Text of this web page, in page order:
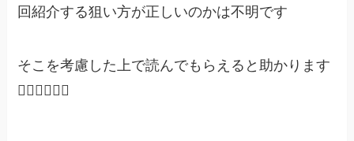
回紹介する狙い方が正しいのかは不明です
そこを考慮した上で読んでもらえると助かります
🙇‍♀️🙇‍♀️🙇‍♀️